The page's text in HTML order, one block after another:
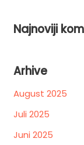
Najnoviji
Arhive
August 2025
Juli 2025
Juni 2025